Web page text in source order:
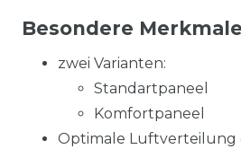
Besondere Merkmale
zwei Varianten:
Standartpaneel
Komfortpaneel
Optimale Luftverteilung